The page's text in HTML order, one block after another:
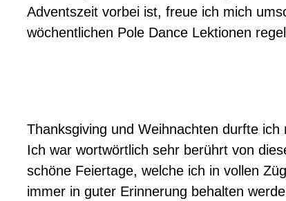
Adventszeit vorbei ist, freue ich mich
wöchentlichen Pole Dance Lektionen
Thanksgiving und Weihnachten durfte ich
Ich war wortwörtlich sehr berührt von
schöne Feiertage, welche ich in vollen
immer in guter Erinnerung behalten